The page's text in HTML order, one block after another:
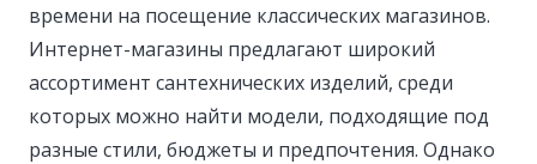
времени на посещение классических магазинов.
Интернет-магазины предлагают широкий
ассортимент сантехнических изделий, среди
которых можно найти модели, подходящие под
разные стили, бюджеты и предпочтения. Однако